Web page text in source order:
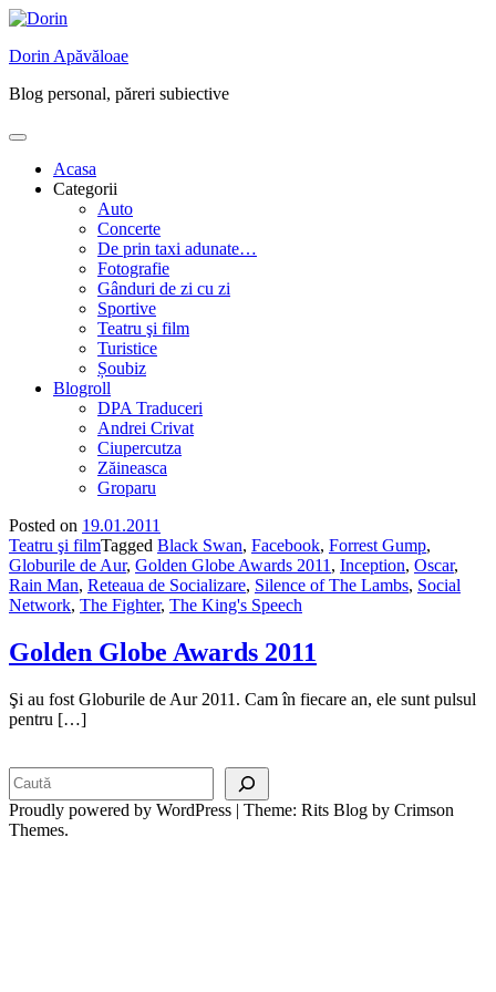
Skip
content
Dorin Apăvăloae
Blog personal, păreri subiective
Acasa
Categorii
Auto
Concerte
De prin taxi adunate…
Fotografie
Gânduri de zi cu zi
Sportive
Teatru şi film
Turistice
Șoubiz
Blogroll
DPA Traduceri
Andrei Crivat
Ciupercutza
Zăineasca
Groparu
Posted on 19.01.2011
Teatru şi filmTagged Black Swan, Facebook, Forrest Gump,
Globurile de Aur, Golden Globe Awards 2011 , Inception, Oscar,
Rain Man, Reteaua de Socializare, Silence of The Lambs, Social
Network, The Fighter, The King's Speech
Golden Globe Awards 2011
Şi au fost Globurile de Aur 2011. Cam în fiecare an, ele sunt pulsul
pentru […]
Proudly powered by WordPress | Theme: Rits Blog by Crimson
Themes.